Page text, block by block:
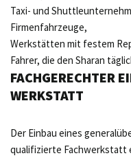
Taxi- und
Firmenfahrzeuge,
Werkstätten mit festem
Fahrer, die den Sharan
FACHGERECHTER
WERKSTATT
Der Einbau eines
qualifizierte Fachwerkstatt